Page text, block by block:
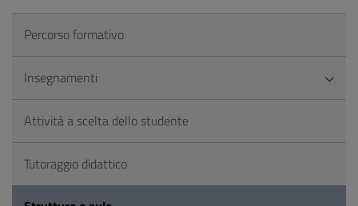
Percorso formativo
Insegnamenti
Attività a scelta dello studente
Tutoraggio didattico